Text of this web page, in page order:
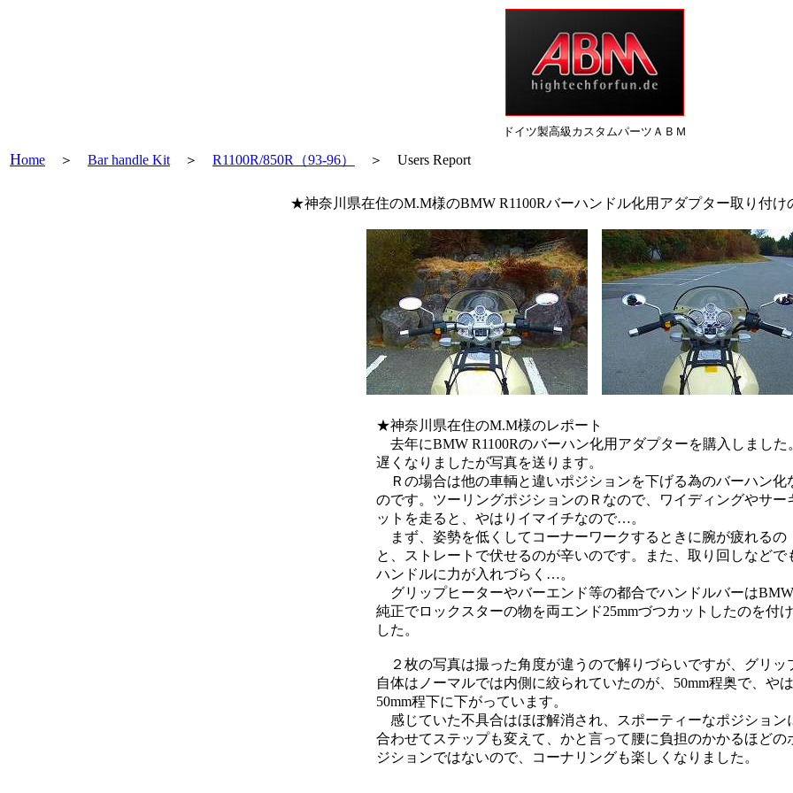
ドイツ製高級カスタムパーツＡＢＭ
Home ＞ Bar handle Kit ＞ R1100R/850R（93-96） ＞ Users Report
★神奈川県在住のM.M様のBMW R1100Rバーハンドル化用アダプター取り付
★神奈川県在住のM.M様のレポート
去年にBMW R1100Rのバーハン化用アダプターを購入しました
遅くなりましたが写真を送ります。
Ｒの場合は他の車輌と違いポジションを下げる為のバーハン化
のです。ツーリングポジションのＲなので、ワイディングやサー
ットを走ると、やはりイマイチなので…。
まず、姿勢を低くしてコーナーワークするときに腕が疲れるの
と、ストレートで伏せるのが辛いのです。また、取り回しなどで
ハンドルに力が入れづらく…。
グリップヒーターやバーエンド等の都合でハンドルバーは
純正でロックスターの物を両エンド25mmづつカットしたのを付
した。
２枚の写真は撮った角度が違うので解りづらいですが、グリッ
自体はノーマルでは内側に絞られていたのが、50mm程奥で、や
50mm程下に下がっています。
感じていた不具合はほぼ解消され、スポーティーなポジション
合わせてステップも変えて、かと言って腰に負担のかかるほどの
ジションではないので、コーナリングも楽しくなりました。